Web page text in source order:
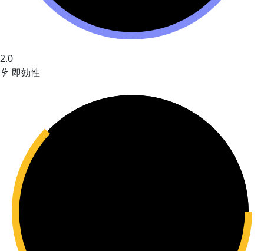
2.0
即効性